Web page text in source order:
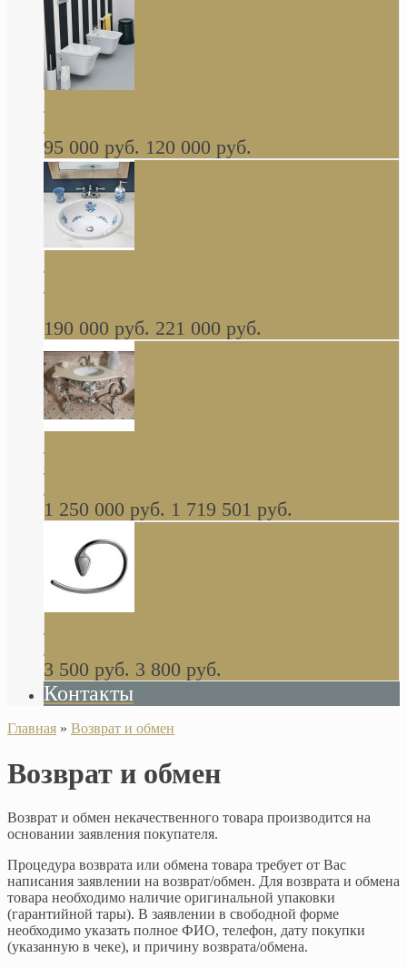
навесное КОМПЛЕКТ
95 000 руб. 120 000 руб.
Decorated Bathroom раковина овальная
встраиваемая для ванной с рисунком синяя
роза В НАЛИЧИИ
190 000 руб. 221 000 руб.
стиле барокко, из массива дерева, светло
коричневый матовый окрас + серебро
1 250 000 руб. 1 719 501 руб.
Khala Colombo аксессуары (серия) В
НАЛИЧИИ
3 500 руб. 3 800 руб.
Контакты
Главная » Возврат и обмен
Возврат и обмен
Возврат и обмен некачественного товара производится на
основании заявления покупателя.
Процедура возврата или обмена товара требует от Вас
написания заявлении на возврат/обмен. Для возврата и обмена
товара необходимо наличие оригинальной упаковки
(гарантийной тары). В заявлении в свободной форме
необходимо указать полное ФИО, телефон, дату покупки
(указанную в чеке), и причину возврата/обмена.